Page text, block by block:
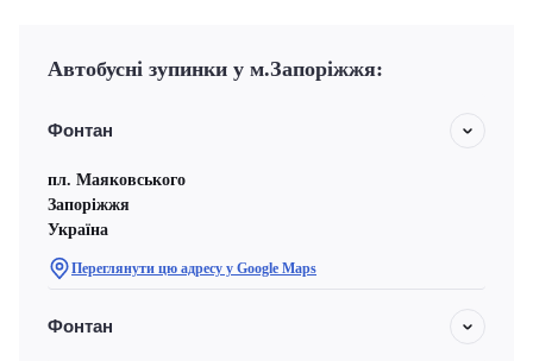
Автобусні зупинки у м.Запоріжжя:
Фонтан
пл. Маяковського
Запоріжжя
Україна
Переглянути цю адресу у Google Maps
Фонтан